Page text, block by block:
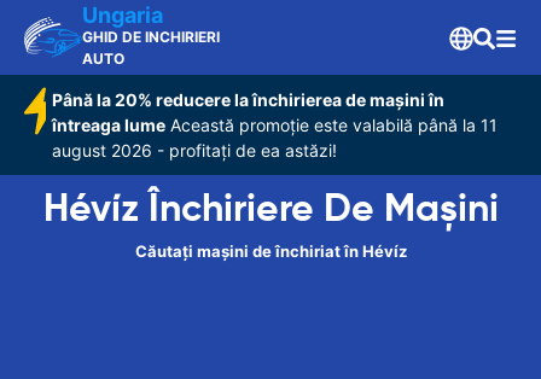
Ungaria
GHID DE INCHIRIERI
AUTO
Până la 20% reducere la închirierea de mașini în
întreaga lume Această promoție este valabilă până la 11
august 2026 - profitați de ea astăzi!
Hévíz Închiriere De Maşini
Căutați mașini de închiriat în Hévíz